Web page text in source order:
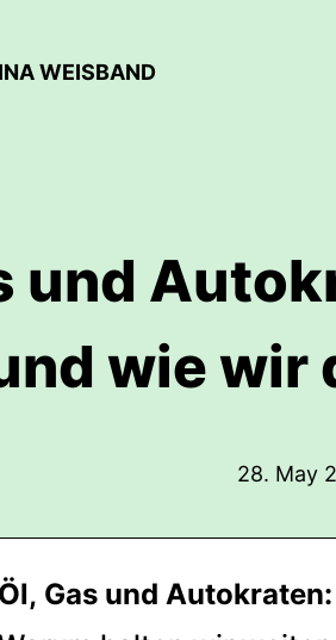
WEISBAND
und
wie wir
28. May